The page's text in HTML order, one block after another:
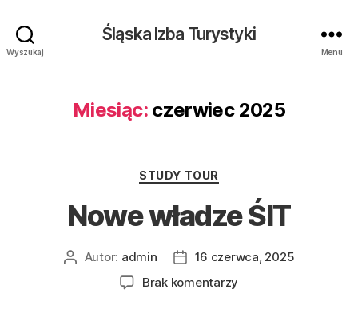
Wyszukaj
Śląska Izba Turystyki
Menu
Miesiąc: czerwiec 2025
Kategorie
STUDY TOUR
Nowe władze ŚIT
AutorAutor: admin
Data16 czerwca, 2025
Brak komentarzy